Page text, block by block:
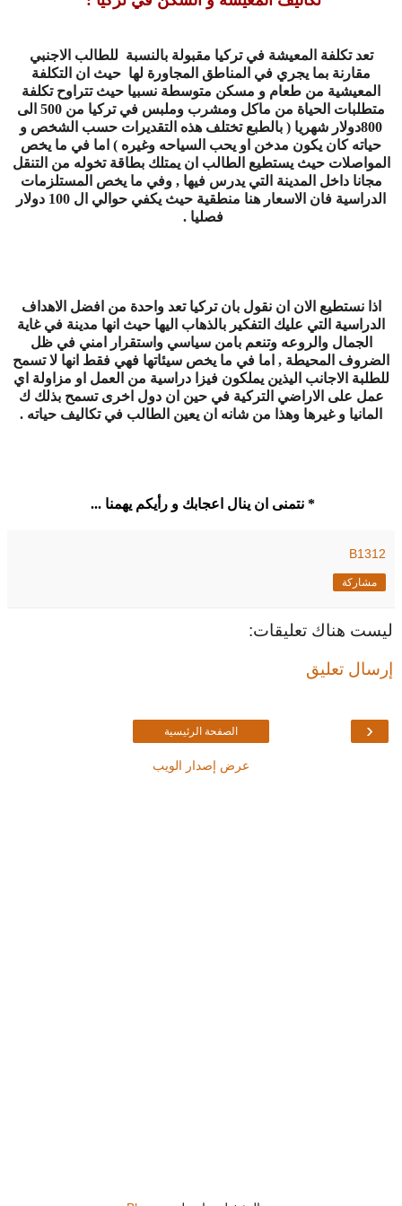
تعد تكلفة المعيشة في تركيا مقبولة بالنسبة للطالب الاجنبي
مقارنة بما يجري في المناطق المجاورة لها حيث ان التكلفة
المعيشية من طعام و مسكن متوسطة نسبيا حيث تتراوح تكلفة
متطلبات الحياة من ماكل ومشرب وملبس في تركيا من 500 الى
800دولار شهريا ( بالطبع تختلف هذه التقديرات حسب الشخص و
حياته كان يكون مدخن او يحب السياحه وغيره ) اما في ما يخص
المواصلات حيث يستطيع الطالب ان يمتلك بطاقة تخوله من التنقل
مجانا داخل المدينة التي يدرس فيها , وفي ما يخص المستلزمات
الدراسية فان الاسعار هنا منطقية حيث يكفي حوالي ال 100 دولار
فصليا .
اذا نستطيع الان ان نقول بان تركيا تعد واحدة من افضل الاهداف
الدراسية التي عليك التفكير بالذهاب اليها حيث انها مدينة في غاية
الجمال والروعه وتنعم بامن سياسي واستقرار امني في ظل
الضروف المحيطة , اما في ما يخص سيئاتها فهي فقط انها لا تسمح
للطلبة الاجانب اليذين يملكون فيزا دراسية من العمل او مزاولة اي
عمل على الاراضي التركية في حين ان دول اخرى تسمح بذلك ك
المانيا و غيرها وهذا من شانه ان يعين الطالب في تكاليف حياته .
* نتمنى ان ينال اعجابك و رأيكم يهمنا ...
B1312
مشاركة
ليست هناك تعليقات:
إرسال تعليق
‹ الصفحة الرئيسية
عرض إصدار الويب